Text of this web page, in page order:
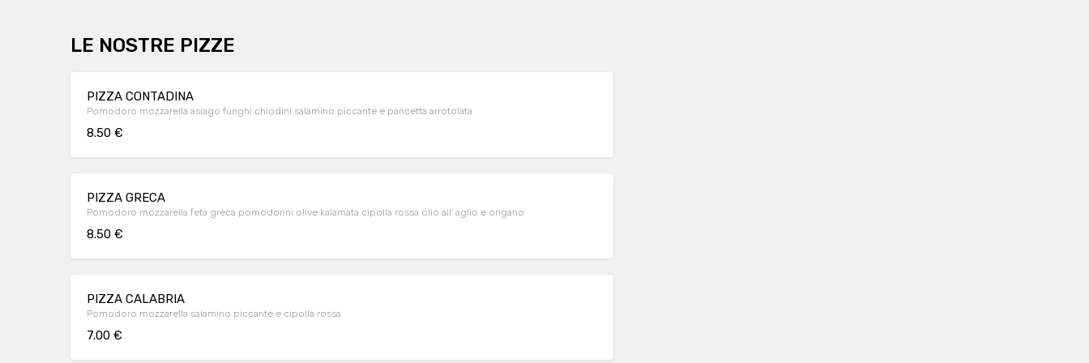
LE NOSTRE PIZZE
PIZZA CONTADINA
Pomodoro mozzarella asiago funghi chiodini salamino piccante e pancetta arrotolata
8.50 €
PIZZA GRECA
Pomodoro mozzarella feta greca pomodorini olive kalamata cipolla rossa olio all' aglio e origano
8.50 €
PIZZA CALABRIA
Pomodoro mozzarella salamino piccante e cipolla rossa
7.00 €